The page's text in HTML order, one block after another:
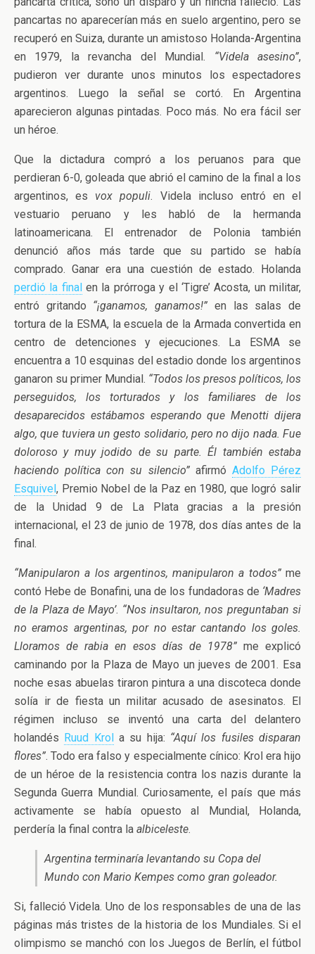
pancartas no aparecerían más en suelo argentino, pero se
recuperó en Suiza, durante un amistoso Holanda-Argentina
en 1979, la revancha del Mundial. “Videla asesino”,
pudieron ver durante unos minutos los espectadores
argentinos. Luego la señal se cortó. En Argentina
aparecieron algunas pintadas. Poco más. No era fácil ser
un héroe.
Que la dictadura compró a los peruanos para que
perdieran 6-0, goleada que abrió el camino de la final a los
argentinos, es vox populi. Videla incluso entró en el
vestuario peruano y les habló de la hermanda
latinoamericana. El entrenador de Polonia también
denunció años más tarde que su partido se había
comprado. Ganar era una cuestión de estado. Holanda
perdió la finalen la prórroga y el ‘Tigre’ Acosta, un militar,
entró gritando “¡ganamos, ganamos!” en las salas de
tortura de la ESMA, la escuela de la Armada convertida en
centro de detenciones y ejecuciones. La ESMA se
encuentra a 10 esquinas del estadio donde los argentinos
ganaron su primer Mundial. “Todos los presos políticos, los
perseguidos, los torturados y los familiares de los
desaparecidos estábamos esperando que Menotti dijera
algo, que tuviera un gesto solidario, pero no dijo nada. Fue
doloroso y muy jodido de su parte. Él también estaba
haciendo política con su silencio”afirmó Adolfo Pérez
Esquivel, Premio Nobel de la Paz en 1980, que logró salir
de la Unidad 9 de La Plata gracias a la presión
internacional, el 23 de junio de 1978, dos días antes de la
final.
“Manipularon a los argentinos, manipularon a todos”me
contó Hebe de Bonafini, una de los fundadoras de ‘Madres
de la Plaza de Mayo’. “Nos insultaron, nos preguntaban si
no eramos argentinas, por no estar cantando los goles.
Lloramos de rabia en esos días de 1978” me explicó
caminando por la Plaza de Mayo un jueves de 2001. Esa
noche esas abuelas tiraron pintura a una discoteca donde
solía ir de fiesta un militar acusado de asesinatos. El
régimen incluso se inventó una carta del delantero
holandés Ruud Krola su hija: “Aquí los fusiles disparan
flores”. Todo era falso y especialmente cínico: Krol era hijo
de un héroe de la resistencia contra los nazis durante la
Segunda Guerra Mundial. Curiosamente, el país que más
activamente se había opuesto al Mundial, Holanda,
perdería la final contra la albiceleste.
Argentina terminaría levantando su Copa del
Mundo con Mario Kempes como gran goleador.
Si, falleció Videla. Uno de los responsables de una de las
páginas más tristes de la historia de los Mundiales. Si el
olimpismo se manchó con los Juegos de Berlín, el fútbol